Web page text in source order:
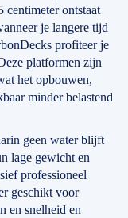
centimeter ontstaat
je langere tijd
profiteer je
platformen zijn
het opbouwen,
minder belastend
geen water blijft
lage gewicht en
professioneel
geschikt voor
en snelheid en